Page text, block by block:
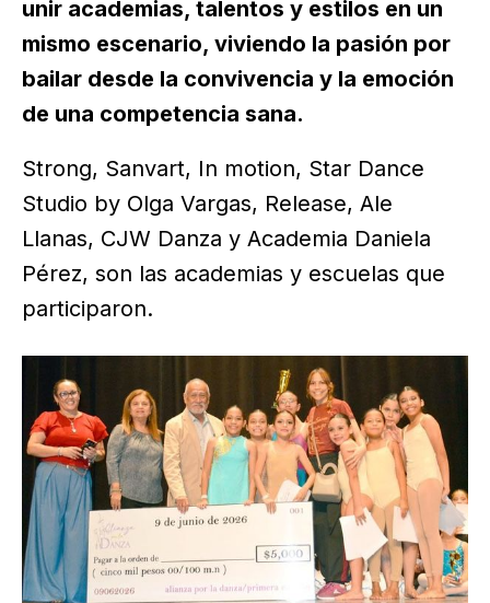
unir academias, talentos y estilos en un
mismo escenario, viviendo la pasión por
bailar desde la convivencia y la emoción
de una competencia sana.
Strong, Sanvart, In motion, Star Dance
Studio by Olga Vargas, Release, Ale
Llanas, CJW Danza y Academia Daniela
Pérez, son las academias y escuelas que
participaron.